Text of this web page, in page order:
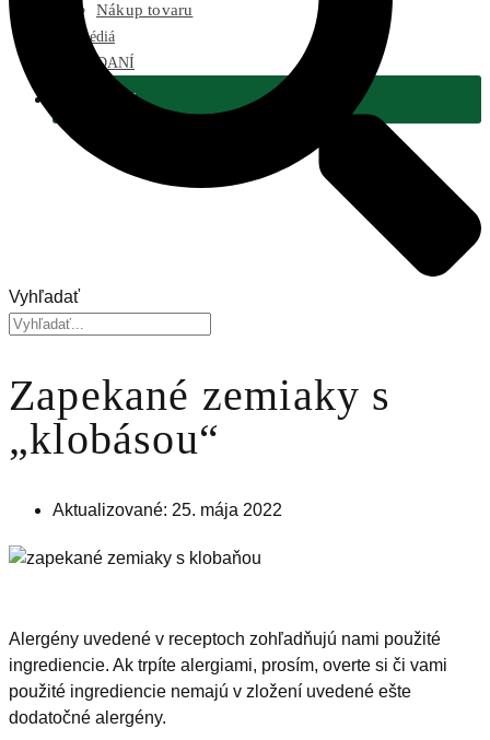
Nákup tovaru
Pre médiá
2 % Z DANÍ
Podporiť
Vyhľadať
Zapekané zemiaky s
„klobásou“
Aktualizované: 25. mája 2022
Alergény uvedené v receptoch zohľadňujú nami použité
ingrediencie. Ak trpíte alergiami, prosím, overte si či vami
použité ingrediencie nemajú v zložení uvedené ešte
dodatočné alergény.